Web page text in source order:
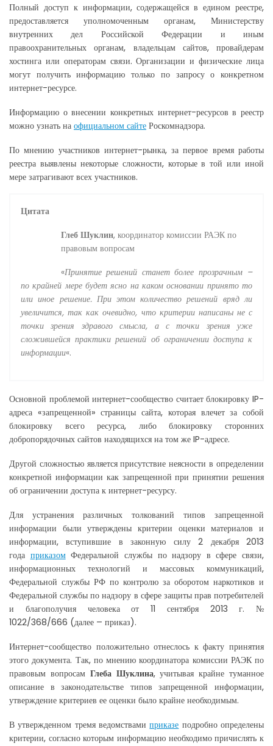
Полный доступ к информации, содержащейся в едином реестре,
предоставляется уполномоченным органам, Министерству
внутренних дел Российской Федерации и иным
правоохранительных органам, владельцам сайтов, провайдерам
хостинга или операторам связи. Организации и физические лица
могут получить информацию только по запросу о конкретном
интернет-ресурсе.
Информацию о внесении конкретных интернет-ресурсов в реестр
можно узнать на официальном сайте Роскомнадзора.
По мнению участников интернет-рынка, за первое время работы
реестра выявлены некоторые сложности, которые в той или иной
мере затрагивают всех участников.
Цитата
Глеб Шуклин, координатор комиссии РАЭК по
правовым вопросам
«Принятие решений станет более прозрачным –
по крайней мере будет ясно на каком основании принято то
или иное решение. При этом количество решений вряд ли
увеличится, так как очевидно, что критерии написаны не с
точки зрения здравого смысла, а с точки зрения уже
сложившейся практики решений об ограничении доступа к
информации«.
Основной проблемой интернет-сообщество считает блокировку IP-
адреса «запрещенной» страницы сайта, которая влечет за собой
блокировку всего ресурса, либо блокировку сторонних
добропорядочных сайтов находящихся на том же IP-адресе.
Другой сложностью является присутствие неясности в определении
конкретной информации как запрещенной при принятии решения
об ограничении доступа к интернет-ресурсу.
Для устранения различных толкований типов запрещенной
информации были утверждены критерии оценки материалов и
информации, вступившие в законную силу 2 декабря 2013
года приказомФедеральной службы по надзору в сфере связи,
информационных технологий и массовых коммуникаций,
Федеральной службы РФ по контролю за оборотом наркотиков и
Федеральной службы по надзору в сфере защиты прав потребителей
и благополучия человека от 11 сентября 2013 г. №
1022/368/666 (далее – приказ).
Интернет-сообщество положительно отнеслось к факту принятия
этого документа. Так, по мнению координатора комиссии РАЭК по
правовым вопросамГлеба Шуклина, учитывая крайне туманное
описание в законодательстве типов запрещенной информации,
утверждение критериев ее оценки было крайне необходимым.
В утвержденном тремя ведомствамиприказе подробно определены
критерии, согласно которым информацию необходимо причислять к